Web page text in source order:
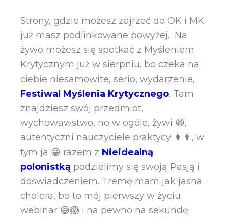
Strony, gdzie możesz zajrzeć do OK i MK
już masz podlinkowane powyżej. Na
żywo możesz się spotkać z Myśleniem
Krytycznym już w sierpniu, bo czeka na
ciebie niesamowite, serio, wydarzenie,
Festiwal Myślenia Krytycznego. Tam
znajdziesz swój przedmiot,
wychowawstwo, no w ogóle, żywi 😁,
autentyczni nauczyciele praktycy 👩👨, w
tym ja 😀 razem z Nieidealną
polonistką podzielimy się swoją Pasją i
doświadczeniem. Tremę mam jak jasna
cholera, bo to mój pierwszy w życiu
webinar 😅😱 i na pewno na sekundę